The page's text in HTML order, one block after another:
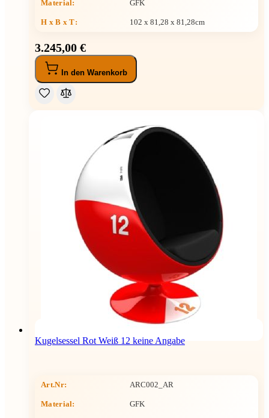
Material: GFK
H x B x T: 102 x 81,28 x 81,28cm
3.245,00 €
In den Warenkorb
Kugelsessel Rot Weiß 12 keine Angabe
Art.Nr: ARC002_AR
Material: GFK